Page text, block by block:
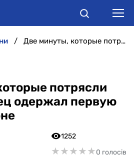
Две минуты, которые потрясли Львов! Ингулец одержал первую победу в сезоне
потрясли
одержал первую
1252
★★★★★
★★★★★0 голосів